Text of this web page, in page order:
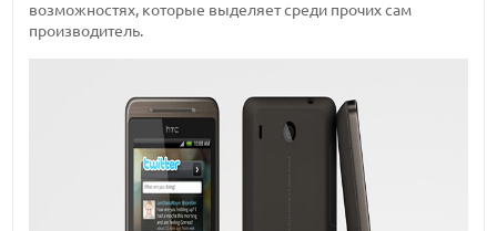
возможностях, которые выделяет среди прочих сам
производитель.